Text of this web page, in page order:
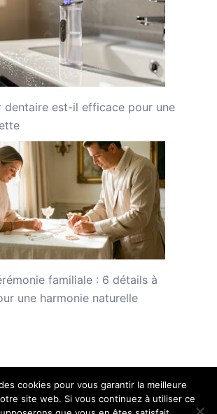
dentaire est-il efficace pour une
familiale : 6 détails à
une harmonie naturelle
cookies pour vous garantir la meilleure
site web. Si vous continuez à utiliser ce